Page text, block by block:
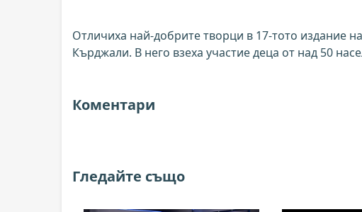
Отличиха най-добрите творци в 17-тото издание
Кърджали. В него взеха участие деца от над 50
Коментари
Гледайте също